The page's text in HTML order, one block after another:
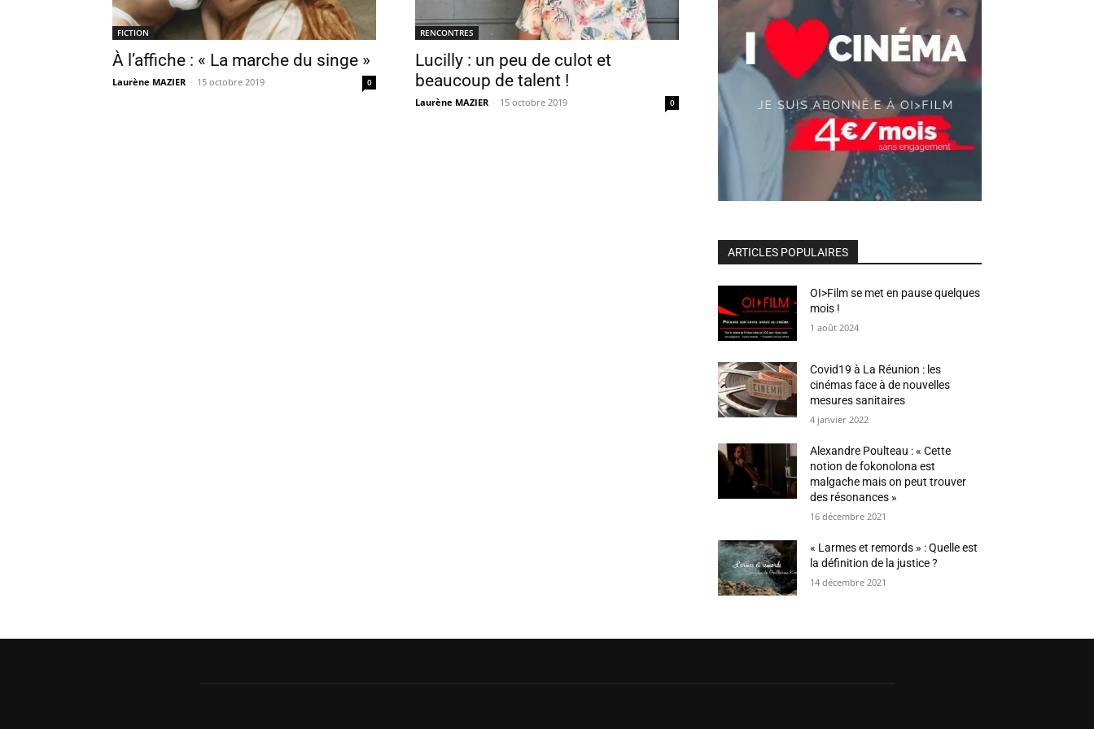
FICTION
À l’affiche : « La marche du singe »
Laurène MAZIER - 15 octobre 2019 0
RENCONTRES
Lucilly : un peu de culot et
beaucoup de talent !
Laurène MAZIER - 15 octobre 2019 0
ARTICLES POPULAIRES
OI>Film se met en pause quelques
mois !
1 août 2024
Covid19 à La Réunion : les
cinémas face à de nouvelles
mesures sanitaires
4 janvier 2022
Alexandre Poulteau : « Cette
notion de fokonolona est
malgache mais on peut trouver
des résonances »
16 décembre 2021
« Larmes et remords » : Quelle est
la définition de la justice ?
14 décembre 2021